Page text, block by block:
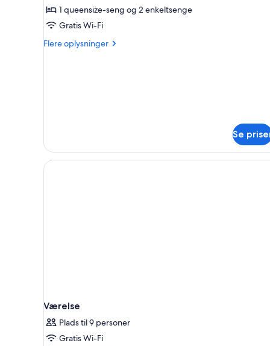
1 queensize-seng og 2 enkeltsenge
Gratis Wi-Fi
Flere oplysninger
Flere
Se
Værelse
Plads til 9 personer
Gratis Wi-Fi